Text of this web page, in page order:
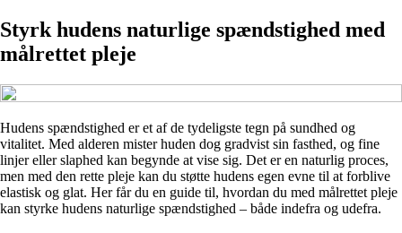
Styrk hudens naturlige spændstighed med
målrettet pleje
Hudens spændstighed er et af de tydeligste tegn på sundhed og
vitalitet. Med alderen mister huden dog gradvist sin fasthed, og fine
linjer eller slaphed kan begynde at vise sig. Det er en naturlig proces,
men med den rette pleje kan du støtte hudens egen evne til at forblive
elastisk og glat. Her får du en guide til, hvordan du med målrettet pleje
kan styrke hudens naturlige spændstighed – både indefra og udefra.